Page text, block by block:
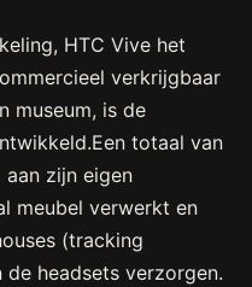
HTC Vive het
verkrijgbaar
museum, is de
totaal van
zijn eigen
meubel verwerkt en
(tracking
headsets verzorgen.